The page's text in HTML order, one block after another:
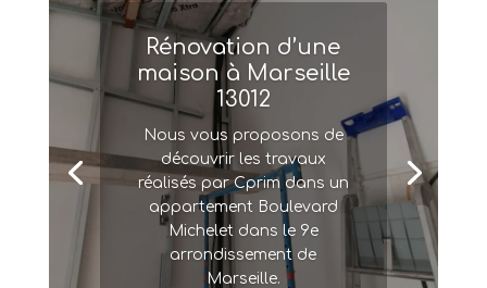
Rénovation d’une
maison à Marseille
13012
Nous vous proposons de
découvrir les travaux
réalisés par Cprim dans un
appartement Boulevard
Michelet dans le 9e
arrondissement de
Marseille.